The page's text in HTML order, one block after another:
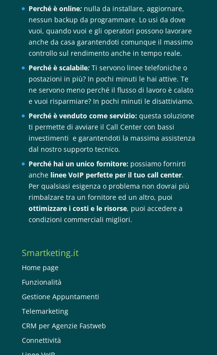
Perché è online:nulla da installare, aggiornare,
nessun backup da programmare. Lo usi da dove
vuoi, quando vuoi e gli operatori possono lavorare
anche da casa garantendoti comunque il massimo
controllo sul rendimento anche in tempo reale.
Perché è scalabile:Ti servono linee telefoniche o
postazioni in più? In pochi minuti le hai attive. Te
ne servono meno perché il flusso di lavoro è calato
e vuoi risparmiare? In pochi minuti le disattiviamo.
Perché è venduto come servizio:questa soluzione
ti permette di avviare il Call Center con bassi
investimenti e garantendoti la massima assistenza
dal nostro supporto tecnico.
Perché hai un unico fornitore:possiamo fornirti
anchelinee VoIP perfette per il tuo call center.
Per qualsiasi esigenza o problema non dovrai più
rimbalzare tra un fornitore ed un altro, puoi
ottimizzare i costi e le risorse, puoi accedere a
condizioni commerciali migliori.
Smartketing.it
Home page
Funzionalità
Gestione Appuntamenti
Telemarketing
CRM per Agenzie Fastweb
Connettività